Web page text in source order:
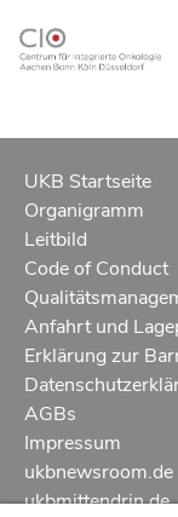
UKB Startseite
Organigramm
Leitbild
Code of Conduct
Anfahrt und
Erklärung zur
AGBs
Impressum
ukbnewsroom.de
ukbmittendrin.de